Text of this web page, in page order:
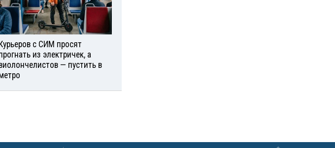
с СИМ просят
из электричек, а
— пустить в